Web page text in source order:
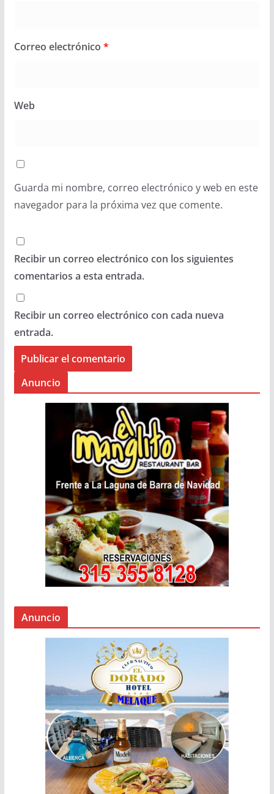
Correo electrónico *
Web
Guarda mi nombre, correo electrónico y web en este
navegador para la próxima vez que comente.
Recibir un correo electrónico con los siguientes
comentarios a esta entrada.
Recibir un correo electrónico con cada nueva
entrada.
Anuncio
Anuncio